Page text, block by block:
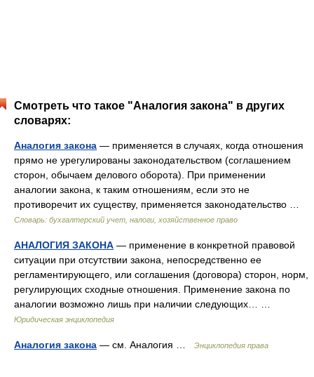
Смотреть что такое "Аналогия закона" в других
словарях:
Аналогия закона — применяется в случаях, когда отношения
прямо не урегулированы законодательством (соглашением
сторон, обычаем делового оборота). При применении
аналогии закона, к таким отношениям, если это не
противоречит их существу, применяется законодательство …
Словарь: бухгалтерский учет, налоги, хозяйственное право
АНАЛОГИЯ ЗАКОНА — применение в конкретной правовой
ситуации при отсутствии закона, непосредственно ее
регламентирующего, или соглашения (договора) сторон, норм,
регулирующих сходные отношения. Применение закона по
аналогии возможно лишь при наличии следующих… …
Юридическая энциклопедия
Аналогия закона — см. Аналогия … Энциклопедия права